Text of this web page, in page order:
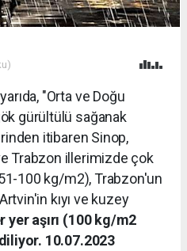
"Orta ve Doğu
gürültülü sağanak
itibaren Sinop,
Trabzon illerimizde çok
100 kg/m2), Trabzon'un
kıyı ve kuzey
yer aşırı (100 kg/m2
10.07.2023